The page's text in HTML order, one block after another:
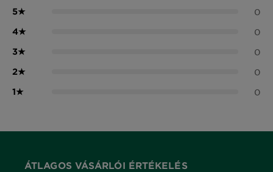
5★ 0
4★ 0
3★ 0
2★ 0
1★ 0
ÁTLAGOS VÁSÁRLÓI ÉRTÉKELÉS